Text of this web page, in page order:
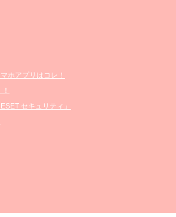
ホアプリはコレ！
セキュリティ」